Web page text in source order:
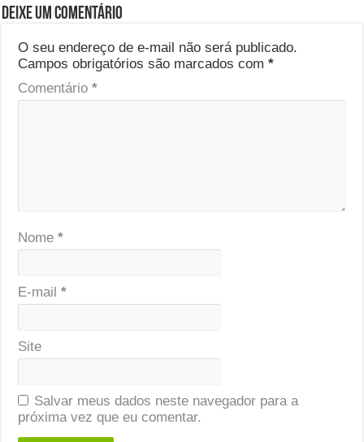
Deixe um comentário
O seu endereço de e-mail não será publicado.
Campos obrigatórios são marcados com*
Comentário*
Nome*
E-mail*
Site
Salvar meus dados neste navegador para a
próxima vez que eu comentar.